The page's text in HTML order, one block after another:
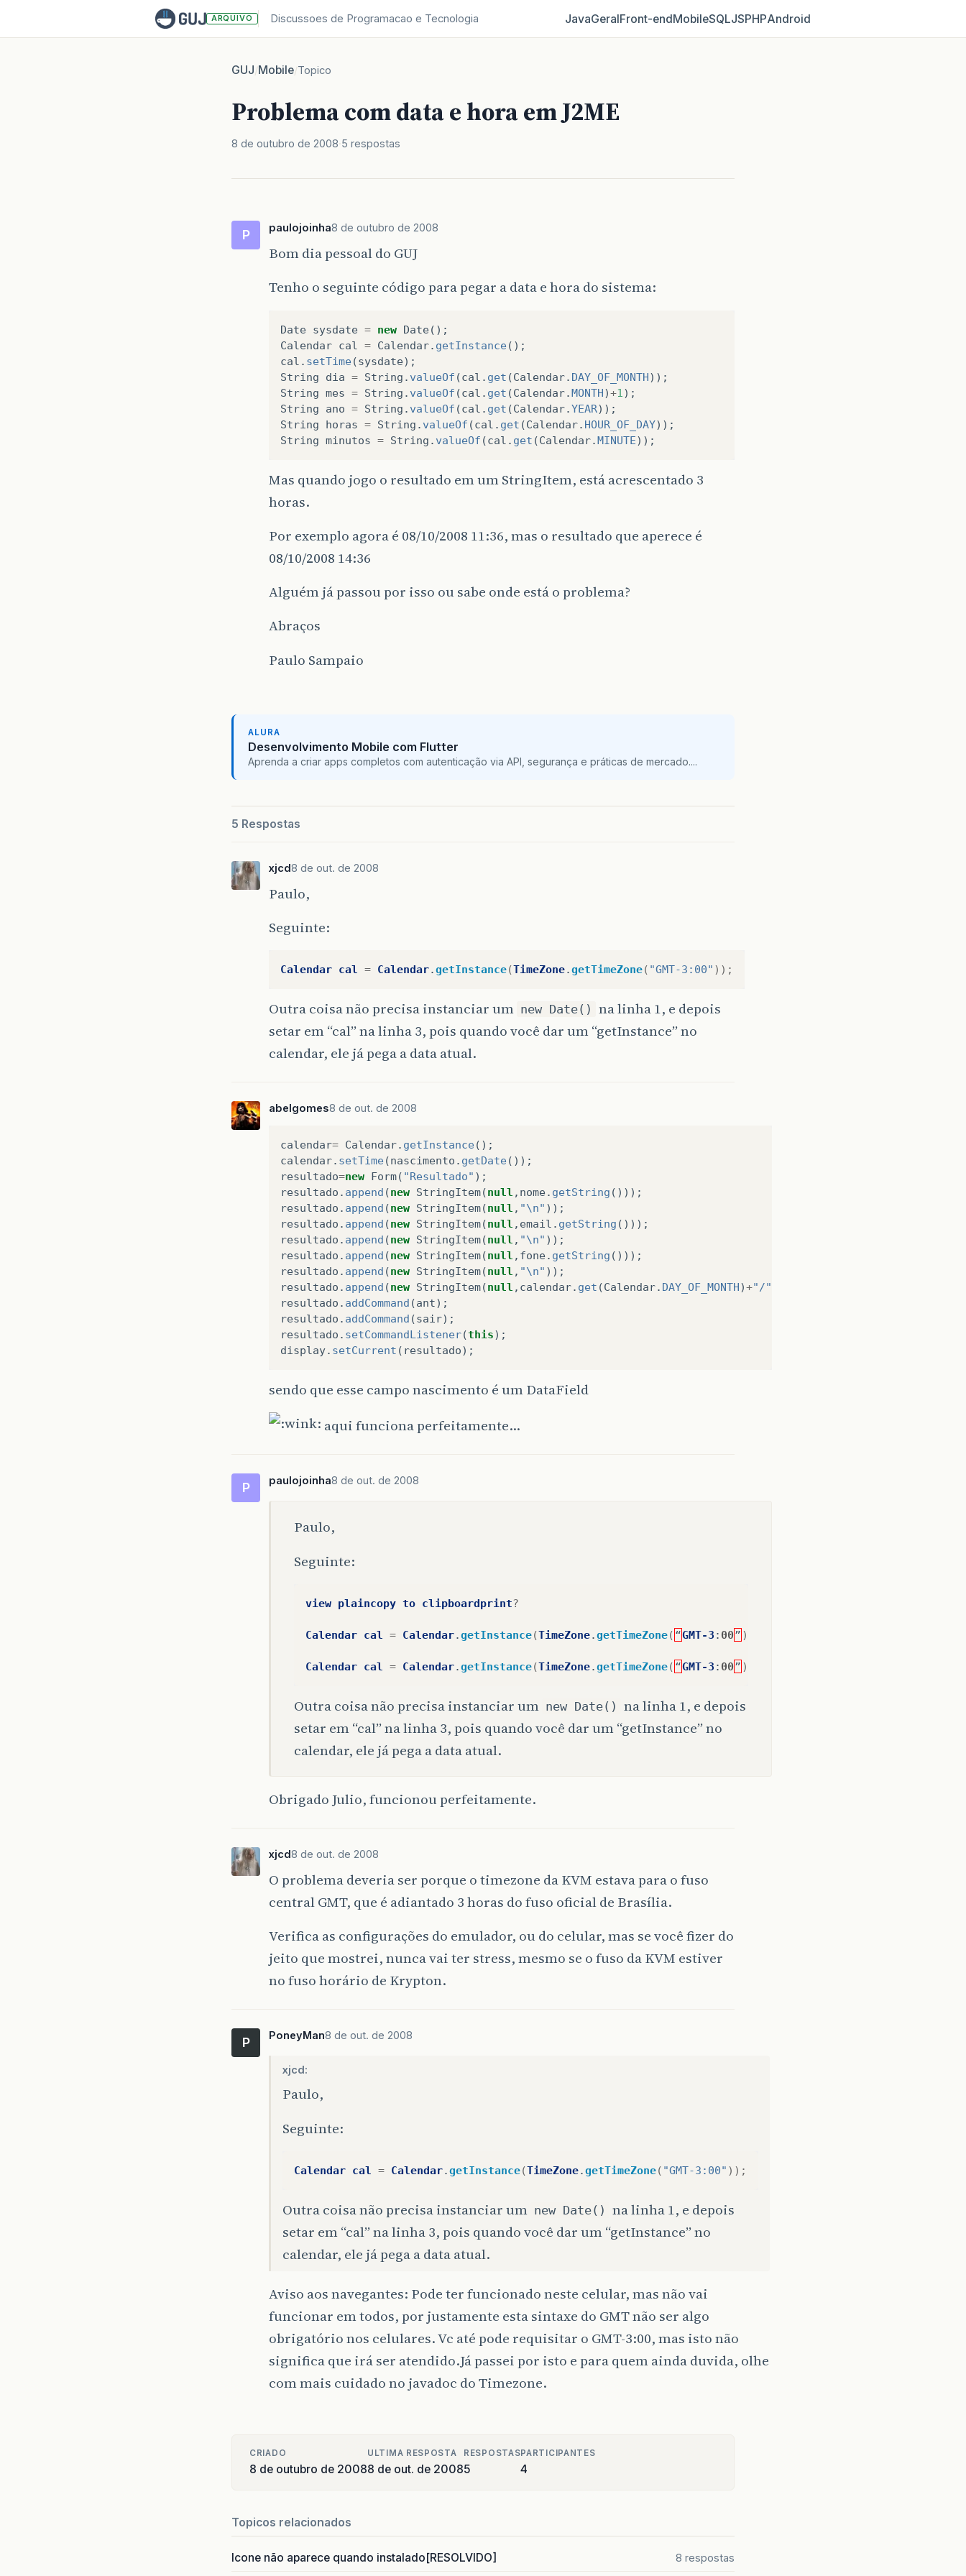
ARQUIVO Discussoes de Programacao e Tecnologia JavaGeralFront‑endMobileSQLJSPHPAndroid
GUJ/Mobile/Topico
Problema com data e hora em J2ME
8 de outubro de 2008 5 respostas
P paulojoinha8 de outubro de 2008
Bom dia pessoal do GUJ
Tenho o seguinte código para pegar a data e hora do sistema:
Date sysdate = new Date();
Calendar cal = Calendar. getInstance();
cal . setTime(sysdate);
String
dia = String . valueOf (cal . get (Calendar. DAY_OF_MONTH));
String mes = String . valueOf (cal . get (Calendar.MONTH)+1 );
String
ano = String . valueOf (cal . get (Calendar.YEAR));
String
horas = String . valueOf (cal . get (Calendar. HOUR_OF_DAY));
String minutos = String . valueOf (cal . get (Calendar.MINUTE));
Mas quando jogo o resultado em um StringItem, está acrescentado 3
horas.
Por exemplo agora é 08/10/2008 11:36, mas o resultado que aperece é
08/10/2008 14:36
Alguém já passou por isso ou sabe onde está o problema?
Abraços
Paulo Sampaio
ALURA
Desenvolvimento Mobile com Flutter
Aprenda a criar apps completos com autenticação via API, segurança e práticas de mercado....
5 Respostas
xjcd8 de out. de 2008
Paulo,
Seguinte:
Calendar cal = Calendar.getInstance(TimeZone.getTimeZone( "GMT-3:00" ));
Outra coisa não precisa instanciar um new Date() na linha 1, e depois
setar em “cal” na linha 3, pois quando você dar um “getInstance” no
calendar, ele já pega a data atual.
abelgomes8 de out. de 2008
calendar= Calendar. getInstance();
calendar. setTime(nascimento . getDate());
resultado=new Form( "Resultado" );
resultado . append (new StringItem(null , nome. getString ()));
resultado . append (new StringItem(null , "\n" ));
resultado . append (new StringItem(null , email . getString ()));
resultado . append (new StringItem(null , "\n" ));
resultado . append (new StringItem(null , fone. getString ()));
resultado . append (new StringItem(null , "\n" ));
resultado . append (new StringItem(null , calendar. get (Calendar. DAY_OF_MONTH)+"/"
resultado . addCommand (ant);
resultado . addCommand (sair);
resultado . setCommandListener(this);
display. setCurrent ( resultado);
sendo que esse campo nascimento é um DataField
aqui funciona perfeitamente…
P paulojoinha8 de out. de 2008
Paulo,
Seguinte:
view plaincopy to clipboardprint?
Calendar cal = Calendar.getInstance(TimeZone.getTimeZone( “GMT-3 : 00” ));
Calendar cal = Calendar.getInstance(TimeZone.getTimeZone( “GMT-3 : 00” ));
Outra coisa não precisa instanciar um new Date() na linha 1, e depois
setar em “cal” na linha 3, pois quando você dar um “getInstance” no
calendar, ele já pega a data atual.
Obrigado Julio, funcionou perfeitamente.
xjcd8 de out. de 2008
O problema deveria ser porque o timezone da KVM estava para o fuso
central GMT, que é adiantado 3 horas do fuso oficial de Brasília.
Verifica as configurações do emulador, ou do celular, mas se você fizer do
jeito que mostrei, nunca vai ter stress, mesmo se o fuso da KVM estiver
no fuso horário de Krypton.
P PoneyMan8 de out. de 2008
xjcd:
Paulo,
Seguinte:
Calendar cal = Calendar.getInstance(TimeZone.getTimeZone( "GMT-3:00" ));
Outra coisa não precisa instanciar um new Date() na linha 1, e depois
setar em “cal” na linha 3, pois quando você dar um “getInstance” no
calendar, ele já pega a data atual.
Aviso aos navegantes: Pode ter funcionado neste celular, mas não vai
funcionar em todos, por justamente esta sintaxe do GMT não ser algo
obrigatório nos celulares. Vc até pode requisitar o GMT-3:00, mas isto não
significa que irá ser atendido.Já passei por isto e para quem ainda duvida, olhe
com mais cuidado no javadoc do Timezone.
CRIADO
8 de outubro de 2008
ULTIMA RESPOSTA
8 de out. de 2008
RESPOSTAS
5
PARTICIPANTES
4
Topicos relacionados
Icone não aparece quando instalado[RESOLVIDO] 8 respostas